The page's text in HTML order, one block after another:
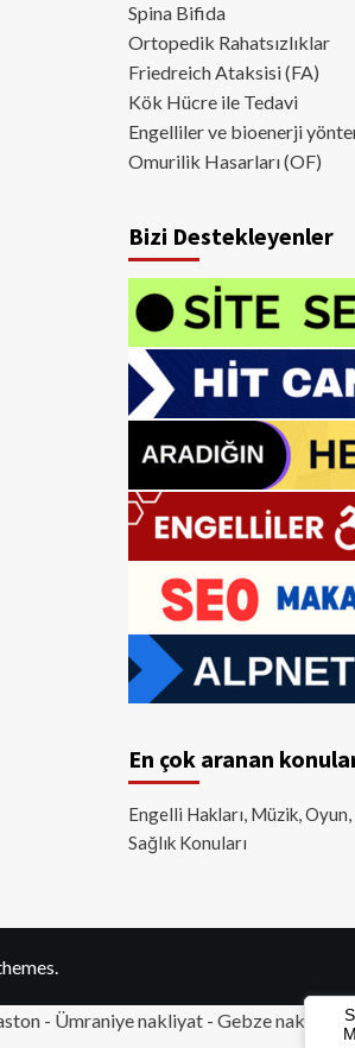
Spina Bifida
Ortopedik Rahatsızlıklar
Friedreich Ataksisi (FA)
Kök Hücre ile Tedavi
Engelliler ve bioenerji
Omurilik Hasarları (OF)
Bizi Destekleyenler
En çok aranan
Engelli Hakları, Müzik,
Sağlık Konuları
- Ümraniye nakliyat - Gebze nakliyat -